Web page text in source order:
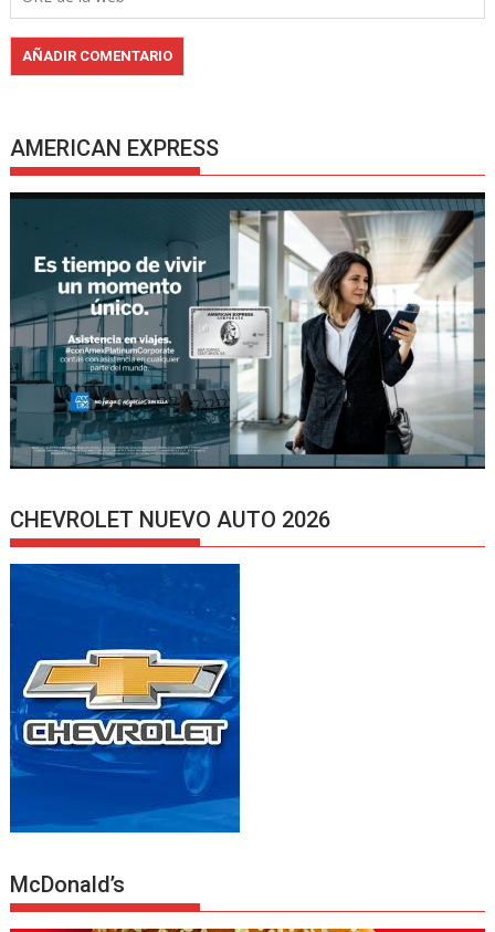
AMERICAN EXPRESS
CHEVROLET NUEVO AUTO 2026
McDonald’s